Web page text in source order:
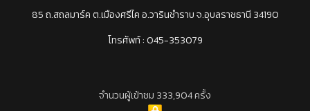
85 ถ.สถลมาร์ค ต.เมืองศรีไค อ.วารินชำราบ จ.อุบลราชธานี 34190
โทรศัพท์ : 045-353079
จำนวนผู้เข้าชม 333,904 ครั้ง